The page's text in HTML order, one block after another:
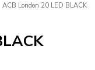
ACB London 20 LED BLACK